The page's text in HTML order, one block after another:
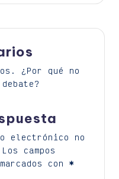
¿Por qué no
electrónico no
Los campos
con *